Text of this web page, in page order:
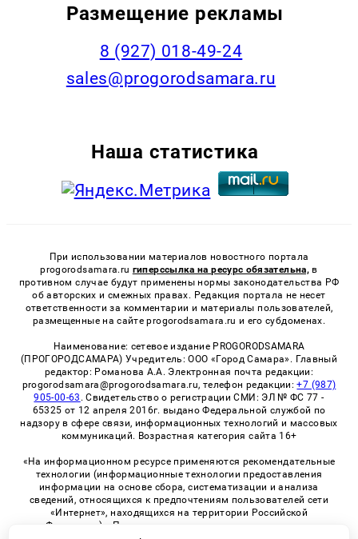
Размещение рекламы
8 (927) 018-49-24
sales@progorodsamara.ru
Наша статистика
При использовании материалов новостного портала
progorodsamara.ru гиперссылка на ресурс обязательна, в
противном случае будут применены нормы законодательства РФ
об авторских и смежных правах. Редакция портала не несет
ответственности за комментарии и материалы пользователей,
размещенные на сайте progorodsamara.ru и его субдоменах.
Наименование: сетевое издание PROGORODSAMARA
(ПРОГОРОДСАМАРА) Учредитель: ООО «Город Самара». Главный
редактор: Романова А.А. Электронная почта редакции:
progorodsamara@progorodsamara.ru, телефон редакции:+7 (987)
905-00-63 . Свидетельство о регистрации СМИ: ЭЛ № ФС 77 -
65325 от 12 апреля 2016г. выдано Федеральной службой по
надзору в сфере связи, информационных технологий и массовых
коммуникаций. Возрастная категория сайта 16+
«На информационном ресурсе применяются рекомендательные
технологии (информационные технологии предоставления
информации на основе сбора, систематизации и анализа
сведений, относящихся к предпочтениям пользователей сети
«Интернет», находящихся на территории Российской
Федерации)». Правила применения рекомендательных